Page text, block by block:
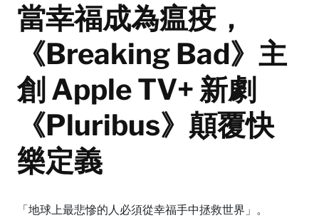
當幸福成為瘟疫，
《Breaking Bad》主
創 Apple TV+ 新劇
《Pluribus》顛覆快
樂定義
「地球上最悲慘的人必須從幸福手中拯救世界」。